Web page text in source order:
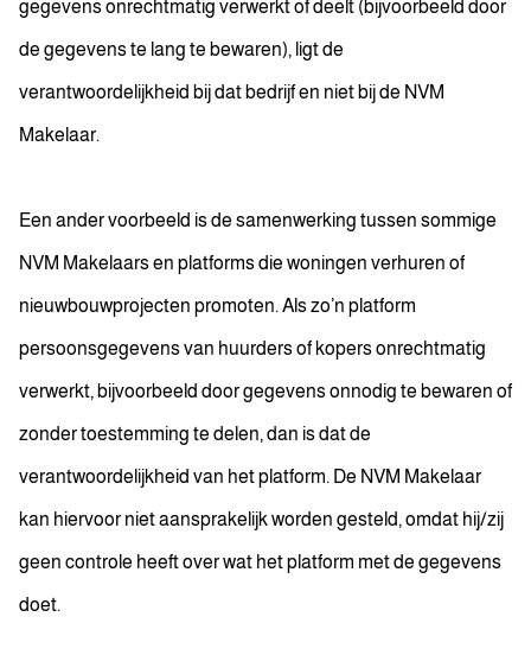
gegevens onrechtmatig verwerkt of deelt (bijvoorbeeld door
de gegevens te lang te bewaren), ligt de
verantwoordelijkheid bij dat bedrijf en niet bij de NVM
Makelaar.
Een ander voorbeeld is de samenwerking tussen sommige
NVM Makelaars en platforms die woningen verhuren of
nieuwbouwprojecten promoten. Als zo’n platform
persoonsgegevens van huurders of kopers onrechtmatig
verwerkt, bijvoorbeeld door gegevens onnodig te bewaren of
zonder toestemming te delen, dan is dat de
verantwoordelijkheid van het platform. De NVM Makelaar
kan hiervoor niet aansprakelijk worden gesteld, omdat hij/zij
geen controle heeft over wat het platform met de gegevens
doet.